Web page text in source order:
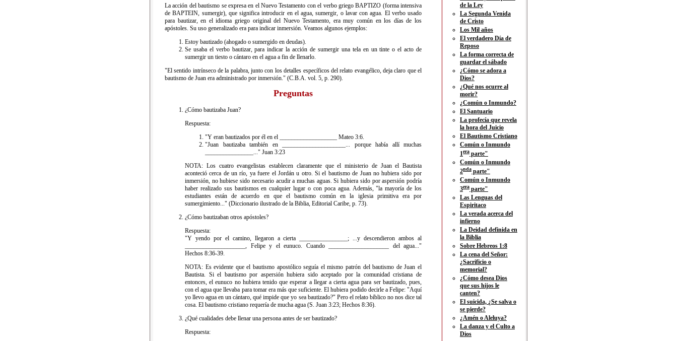
La acción del bautismo se expresa en el Nuevo Testamento con el verbo griego BAPTIZO (forma intensiva
de BAPTEIN, sumergir), que significa introducir en el agua, sumergir, o lavar con agua. El verbo usado
para bautizar, en el idioma griego original del Nuevo Testamento, era muy común en los días de los
apóstoles. Su uso generalizado era para indicar inmersión. Veamos algunos ejemplos:
Estoy bautizado (ahogado o sumergido en deudas).
Se usaba el verbo bautizar, para indicar la acción de sumergir una tela en un tinte o el acto de
sumergir un tiesto o cántaro en el agua a fin de llenarlo.
"El sentido intrínseco de la palabra, junto con los detalles específicos del relato evangélico, deja claro que el
bautismo de Juan era administrado por inmersión." (C.B.A. vol. 5, p. 290).
Preguntas
¿Cómo bautizaba Juan?
Respuesta:
"Y eran bautizados por él en el ___________________ Mateo 3:6.
"Juan bautizaba también en _____________________... porque había allí muchas
________________..." Juan 3:23
NOTA: Los cuatro evangelistas establecen claramente que el ministerio de Juan el Bautista
aconteció cerca de un río, ya fuere el Jordán u otro. Si el bautismo de Juan no hubiera sido por
inmersión, no hubiese sido necesario acudir a muchas aguas. Si hubiera sido por aspersión podría
haber realizado sus bautismos en cualquier lugar o con poca agua. Además, "la mayoría de los
estudiantes están de acuerdo en que el bautismo común en la iglesia primitiva era por
sumergimiento..." (Diccionario ilustrado de la Biblia, Editorial Caribe, p. 73).
¿Cómo bautizaban otros apóstoles?
Respuesta:
"Y yendo por el camino, llegaron a cierta ________________; ...y descendieron ambos al
____________________, Felipe y el eunuco. Cuando ____________________ del agua..."
Hechos 8:36-39.
NOTA: Es evidente que el bautismo apostólico seguía el mismo patrón del bautismo de Juan el
Bautista. Si el bautismo por aspersión hubiera sido aceptado por la comunidad cristiana de
entonces, el eunuco no hubiera tenido que esperar a llegar a cierta agua para ser bautizado, pues,
con el agua que llevaba para tomar era más que suficiente. El hubiera podido decirle a Felipe: "Aquí
yo llevo agua en un cántaro, qué impide que yo sea bautizado?" Pero el relato bíblico no nos dice tal
cosa. El bautismo cristiano requería de mucha agua (S. Juan 3:23; Hechos 8:36).
¿Qué cualidades debe llenar una persona antes de ser bautizado?
Respuesta:
de la Ley
La Segunda Venida
de Cristo
Los Mil años
El verdadero Día de
Reposo
La forma correcta de
guardar el sábado
¿Cómo se adora a
Dios?
¿Qué nos ocurre al
morir?
¿Común o Inmundo?
El Santuario
La profecía que revela
la hora del Juicio
El Bautismo Cristiano
Común o Inmundo
1era parte"
Común o Inmundo
2nda parte"
Común o Inmundo
3era parte"
Las Lenguas del
Espiritaco
La verada acerca del
infierno
La Deidad definida en
la Biblia
Sobre Hebreos 1:8
La cena del Señor:
¿Sacrificio o
memorial?
¿Cómo desea Dios
que sus hijos le
canten?
El suicida, ¿Se salva o
se pierde?
¿Amén o Aleluya?
La danza y el Culto a
Dios